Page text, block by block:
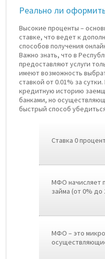
Реально ли
Высокие проценты –
ставке, что ведет к
способов получения
Важно знать, что в
предоставляют услуги
имеют возможность
ставкой от 0.01% за
кредитную историю
банками, но
быстрый способ
Ставка 0
МФО начисляет
займа (от 0% до
МФО – это